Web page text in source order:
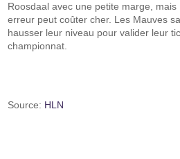
Roosdaal avec une petite marge, mais
erreur peut coûter cher. Les Mauves
hausser leur niveau pour valider leur
championnat.
Source: HLN